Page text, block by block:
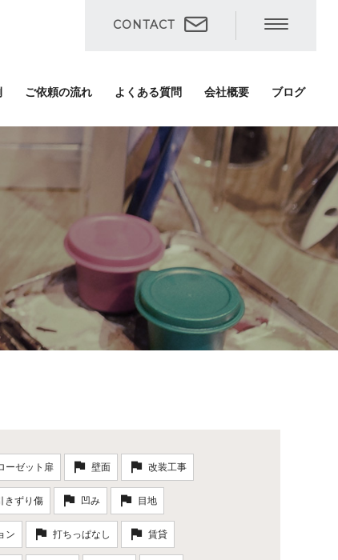
ご依頼の流れ よくある質問 会社概要 ブログ
CONTACT
ーゼット扉 壁面 改装工事
きずり傷 凹み 目地
ン 打ちっぱなし 賃貸